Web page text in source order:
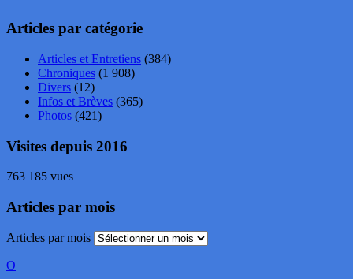
Articles par catégorie
Articles et Entretiens (384)
Chroniques (1 908)
Divers (12)
Infos et Brèves (365)
Photos (421)
Visites depuis 2016
763 185 vues
Articles par mois
Articles par mois
O